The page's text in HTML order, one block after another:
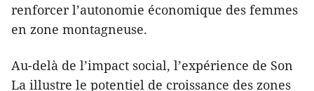
renforcer l’autonomie économique des femmes
en zone montagneuse.
Au-delà de l’impact social, l’expérience de Son
La illustre le potentiel de croissance des zones